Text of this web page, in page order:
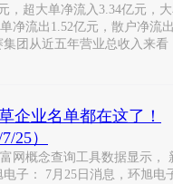
，超大单净流入3.34亿元，
净流出1.52亿元，散户净流
集团从近五年营业总收入来看
企业名单都在这了！
25）
网概念查询工具数据显示，
子： 7月25日消息，环旭电